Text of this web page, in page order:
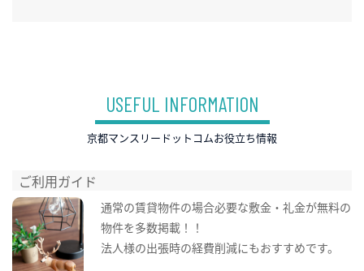
USEFUL INFORMATION
京都マンスリードットコムお役立ち情報
ご利用ガイド
通常の賃貸物件の場合必要な敷金・礼金が無料の
物件を多数掲載！！
法人様の出張時の経費削減にもおすすめです。